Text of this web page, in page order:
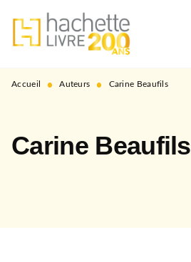
MENU RECHERCHE
PIED DE PAGE
Accueil • Auteurs • Carine Beaufils
Carine Beaufils